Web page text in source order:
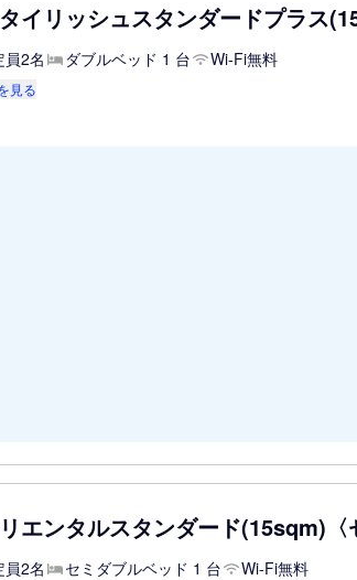
イリッシュスタンダードプラス
員2名 ダブルベッド 1 台 Wi-Fi無料
見る
エンタルスタンダード(15sqm)〈
員2名 セミダブルベッド 1 台 Wi-Fi無料